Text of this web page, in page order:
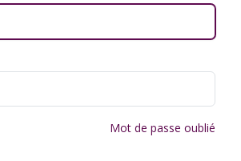
Mot de passe oublié